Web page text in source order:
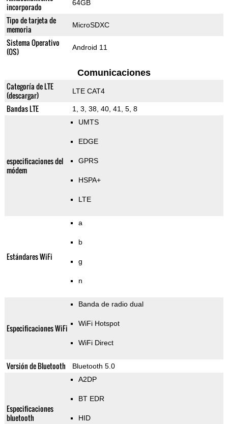
incorporado
64GB
Tipo de tarjeta de
memoria
MicroSDXC
Sistema Operativo
(OS)
Android 11
Comunicaciones
Categoría de LTE
(descargar)
LTE CAT4
Bandas LTE 1, 3, 38, 40, 41, 5, 8
especificaciones del
módem
UMTS
EDGE
GPRS
HSPA+
LTE
Estándares WiFi
a
b
g
n
Especificaciones WiFi
Banda de radio dual
WiFi Hotspot
WiFi Direct
Versión de Bluetooth Bluetooth 5.0
Especificaciones
bluetooth
A2DP
BT EDR
HID